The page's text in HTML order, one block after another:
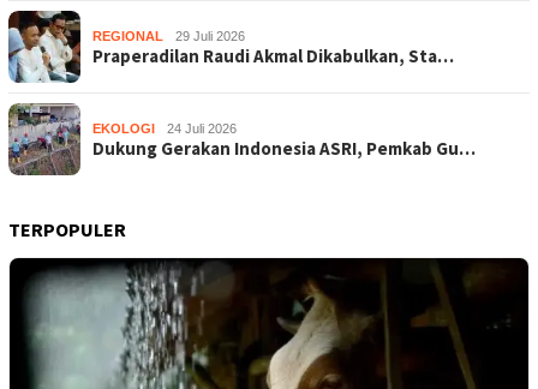
REGIONAL 29 Juli 2026
Praperadilan Raudi Akmal Dikabulkan, Sta…
EKOLOGI 24 Juli 2026
Dukung Gerakan Indonesia ASRI, Pemkab Gu…
TERPOPULER